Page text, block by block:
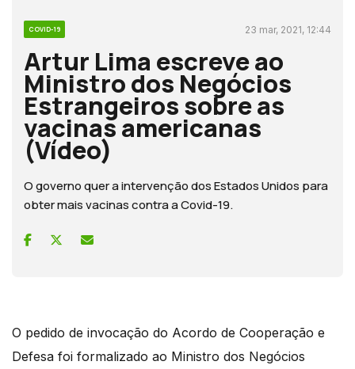
COVID-19 23 mar, 2021, 12:44
Artur Lima escreve ao
Ministro dos Negócios
Estrangeiros sobre as
vacinas americanas
(Vídeo)
O governo quer a intervenção dos Estados Unidos para
obter mais vacinas contra a Covid-19.
O pedido de invocação do Acordo de Cooperação e
Defesa foi formalizado ao Ministro dos Negócios